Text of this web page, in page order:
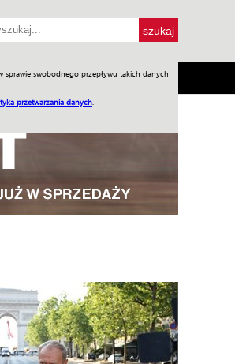
sprawie swobodnego przepływu takich danych
przetwarzania danych
Praca w WIW